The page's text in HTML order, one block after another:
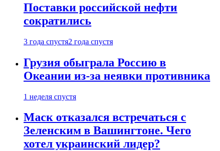
Поставки российской нефти
сократились
3 года спустя2 года спустя
Грузия обыграла Россию в
Океании из-за неявки противника
1 неделя спустя
Маск отказался встречаться с
Зеленским в Вашингтоне. Чего
хотел украинский лидер?